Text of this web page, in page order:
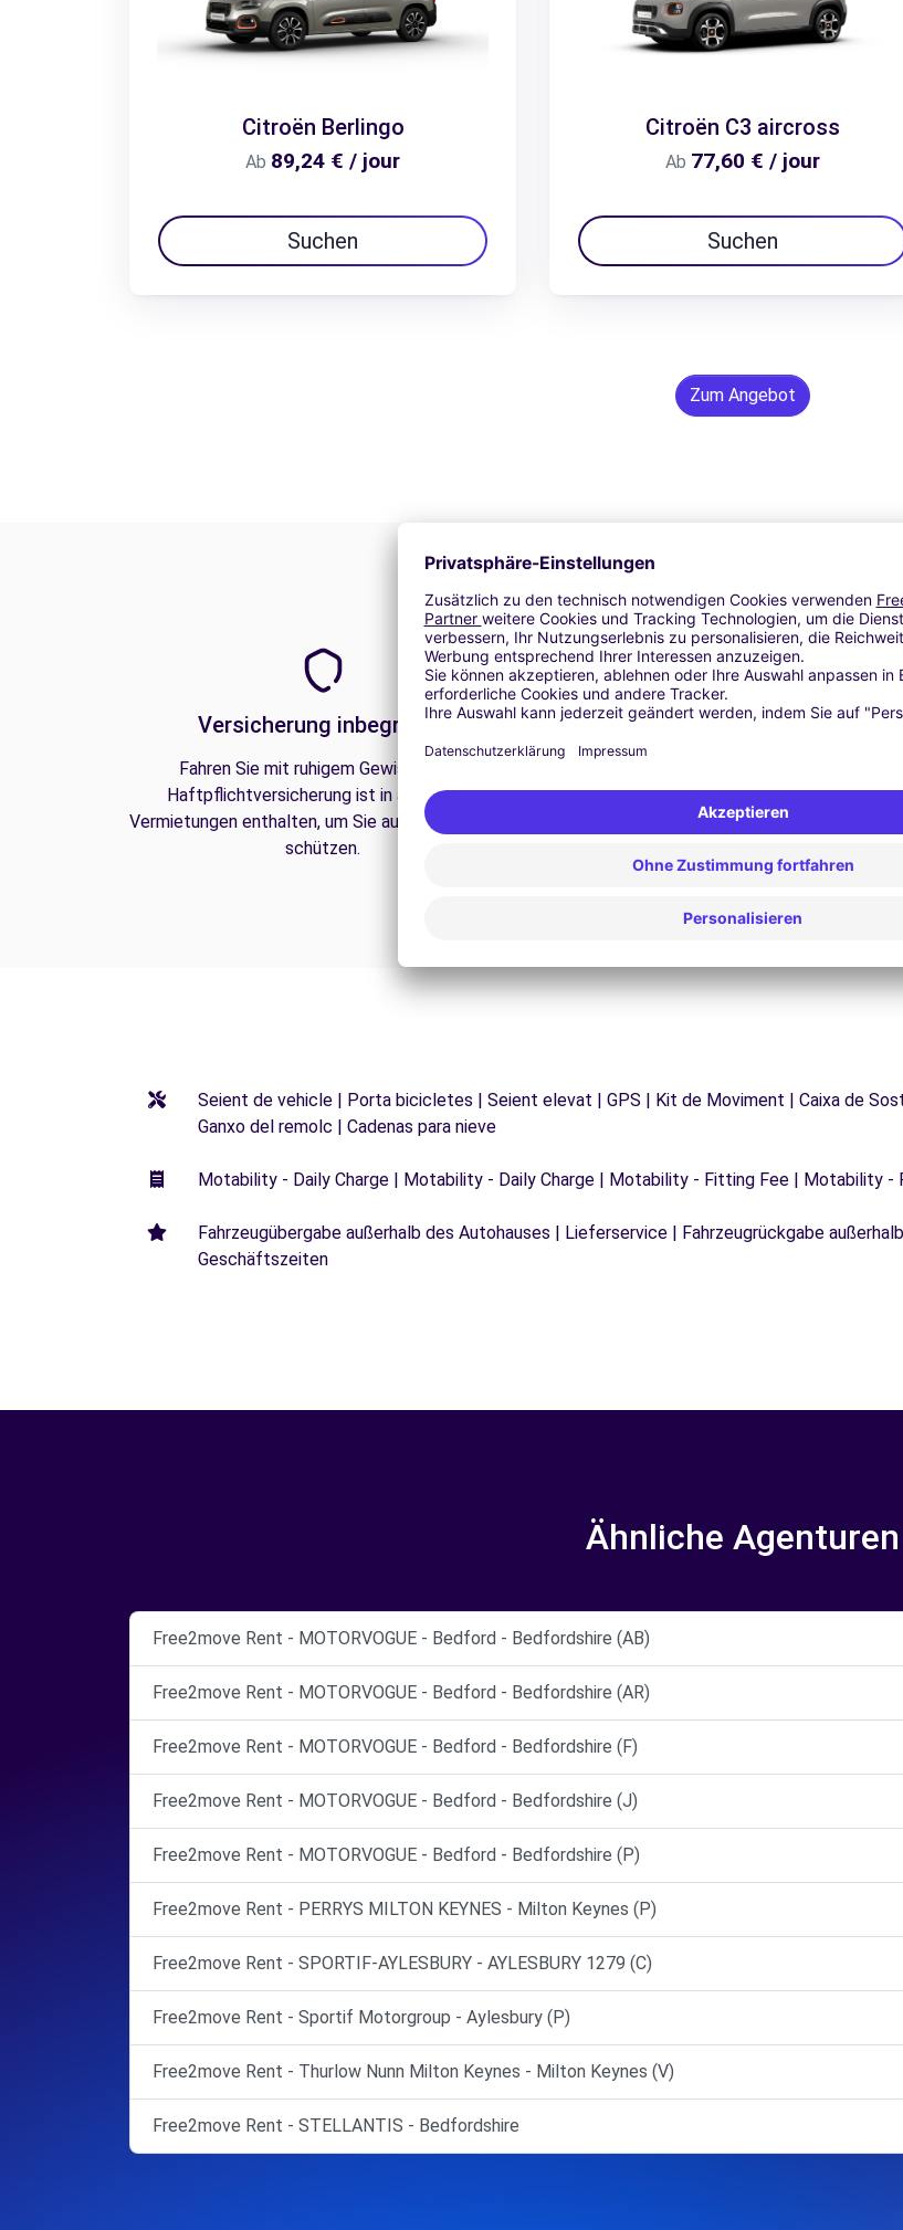
Citroën Berlingo
Ab 89,24 € / jour
Suchen
Citroën C3 aircross
Ab 77,60 € / jour
Suchen
Zum Angebot
Versicherung inbegriffen
Fahren Sie mit ruhigem Gewissen. Die
Haftpflichtversicherung ist in all unseren
Vermietungen enthalten, um Sie auf der Straße zu
schützen.
24/7 Unterstützung
ist jederzeit verfügbar, um eine
unterbrechungsfreie Reise zu
Seient de vehicle | Porta bicicletes | Seient elevat | GPS | Kit de Moviment | Caixa de
Ganxo del remolc | Cadenas para nieve
Motability - Daily Charge | Motability - Daily Charge | Motability - Fitting Fee | Motability -
Fahrzeugübergabe außerhalb des Autohauses | Lieferservice | Fahrzeugrückgabe
Geschäftszeiten
Ähnliche Agenturen
Free2move Rent - MOTORVOGUE - Bedford - Bedfordshire (AB)
Free2move Rent - MOTORVOGUE - Bedford - Bedfordshire (AR)
Free2move Rent - MOTORVOGUE - Bedford - Bedfordshire (F)
Free2move Rent - MOTORVOGUE - Bedford - Bedfordshire (J)
Free2move Rent - MOTORVOGUE - Bedford - Bedfordshire (P)
Free2move Rent - PERRYS MILTON KEYNES - Milton Keynes (P)
Free2move Rent - SPORTIF-AYLESBURY - AYLESBURY 1279 (C)
Free2move Rent - Sportif Motorgroup - Aylesbury (P)
Free2move Rent - Thurlow Nunn Milton Keynes - Milton Keynes (V)
Free2move Rent - STELLANTIS - Bedfordshire